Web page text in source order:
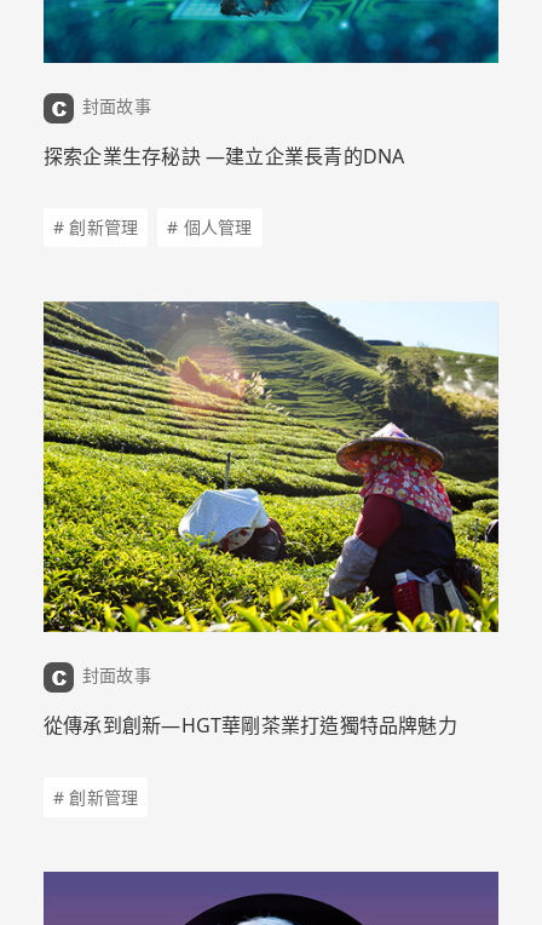
封面故事
探索企業生存秘訣 —建立企業長青的DNA
# 創新管理 # 個人管理
封面故事
從傳承到創新—HGT華剛茶業打造獨特品牌魅力
# 創新管理